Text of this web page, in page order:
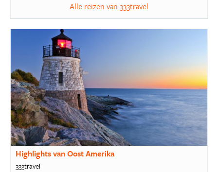
Alle reizen van 333travel
Highlights van Oost Amerika
333travel